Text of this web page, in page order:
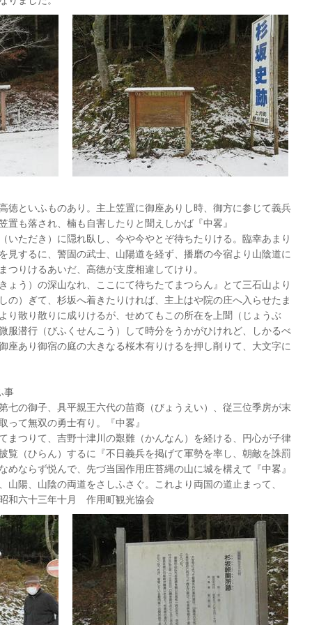
といふものあり。主上笠置に御座ありし時、御方に参じて義兵
も落され、楠も自害したりと聞えしかば『中畧』
ただき）に隠れ臥し、今や今やとぞ待ちたりける。臨幸あまり
見するに、警固の武士、山陽道を経ず、播磨の今宿より山陰道に
りけるあいだ、高徳が支度相違してけり。
ょう）の深山なれ、ここにて待ちたてまつらん』とて三石山より
の）ぎて、杉坂へ着きたりければ、主上はや院の庄へ入らせたま
り散り散りに成りけるが、せめてもこの所在を上聞（じょうぶ
服潜行（びふくせんこう）して時分をうかがひけれど、しかるべ
座あり御宿の庭の大きなる桜木有りけるを押し削りて、大文字に
事
の御子、具平親王六代の苗裔（びょうえい）、従三位季房が末
て無双の勇士有り。『中畧』
まつりて、吉野十津川の艱難（かんなん）を経ける、円心が子律
覧（ひらん）するに『不日義兵を掲げて軍勢を率し、朝敵を誅罰
めならず悦んで、先づ当国作用庄苔縄の山に城を構えて『中畧』
陽、山陰の両道をさしふさぐ。これより両国の道止まって、
和六十三年十月 作用町観光協会